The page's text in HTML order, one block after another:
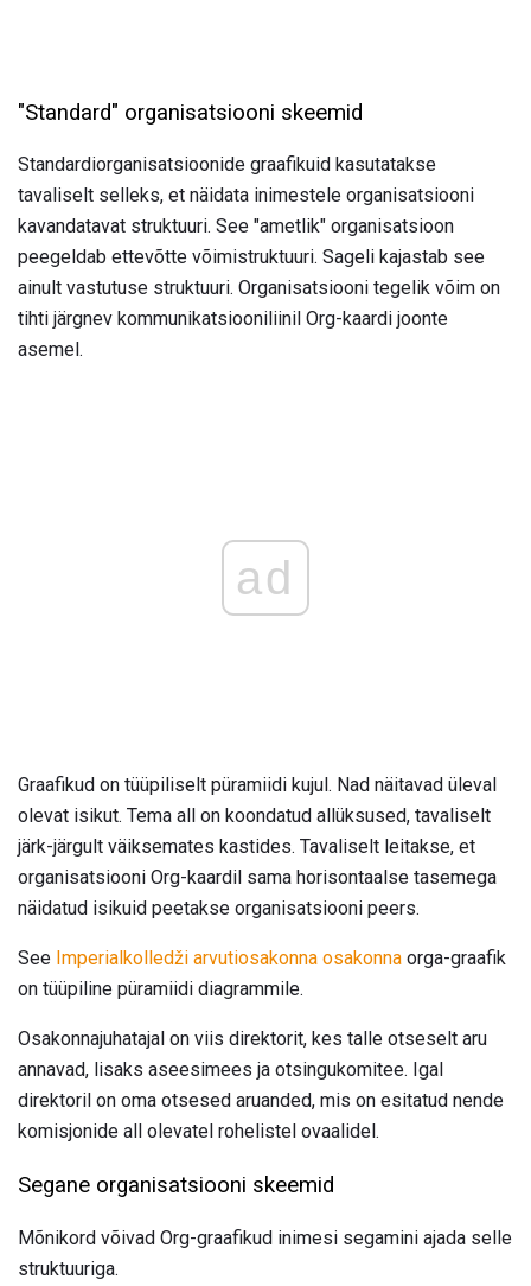
"Standard" organisatsiooni skeemid
Standardiorganisatsioonide graafikuid kasutatakse
tavaliselt selleks, et näidata inimestele organisatsiooni
kavandatavat struktuuri. See "ametlik" organisatsioon
peegeldab ettevõtte võimistruktuuri. Sageli kajastab see
ainult vastutuse struktuuri. Organisatsiooni tegelik võim on
tihti järgnev kommunikatsiooniliinil Org-kaardi joonte
asemel.
ad
Graafikud on tüüpiliselt püramiidi kujul. Nad näitavad üleval
olevat isikut. Tema all on koondatud allüksused, tavaliselt
järk-järgult väiksemates kastides. Tavaliselt leitakse, et
organisatsiooni Org-kaardil sama horisontaalse tasemega
näidatud isikuid peetakse organisatsiooni peers.
See Imperialkolledži arvutiosakonna osakonna orga-graafik
on tüüpiline püramiidi diagrammile.
Osakonnajuhatajal on viis direktorit, kes talle otseselt aru
annavad, lisaks aseesimees ja otsingukomitee. Igal
direktoril on oma otsesed aruanded, mis on esitatud nende
komisjonide all olevatel rohelistel ovaalidel.
Segane organisatsiooni skeemid
Mõnikord võivad Org-graafikud inimesi segamini ajada selle
struktuuriga.